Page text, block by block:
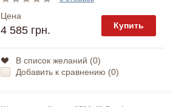
Цена
4 585 грн. Купить
В список желаний (0)
Добавить к сравнению (0)